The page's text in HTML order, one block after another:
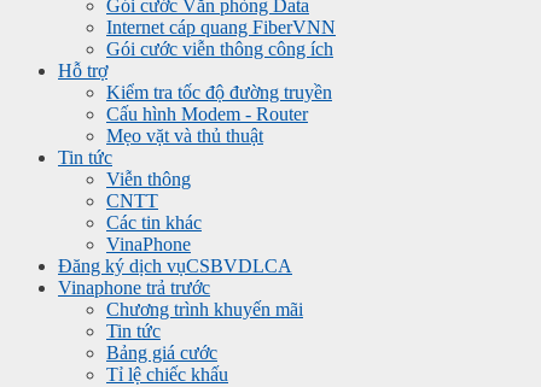
Gói cước Văn phòng Data
Internet cáp quang FiberVNN
Gói cước viễn thông công ích
Hỗ trợ
Kiểm tra tốc độ đường truyền
Cấu hình Modem - Router
Mẹo vặt và thủ thuật
Tin tức
Viễn thông
CNTT
Các tin khác
VinaPhone
Đăng ký dịch vụCSBVDLCA
Vinaphone trả trước
Chương trình khuyến mãi
Tin tức
Bảng giá cước
Tỉ lệ chiếc khấu